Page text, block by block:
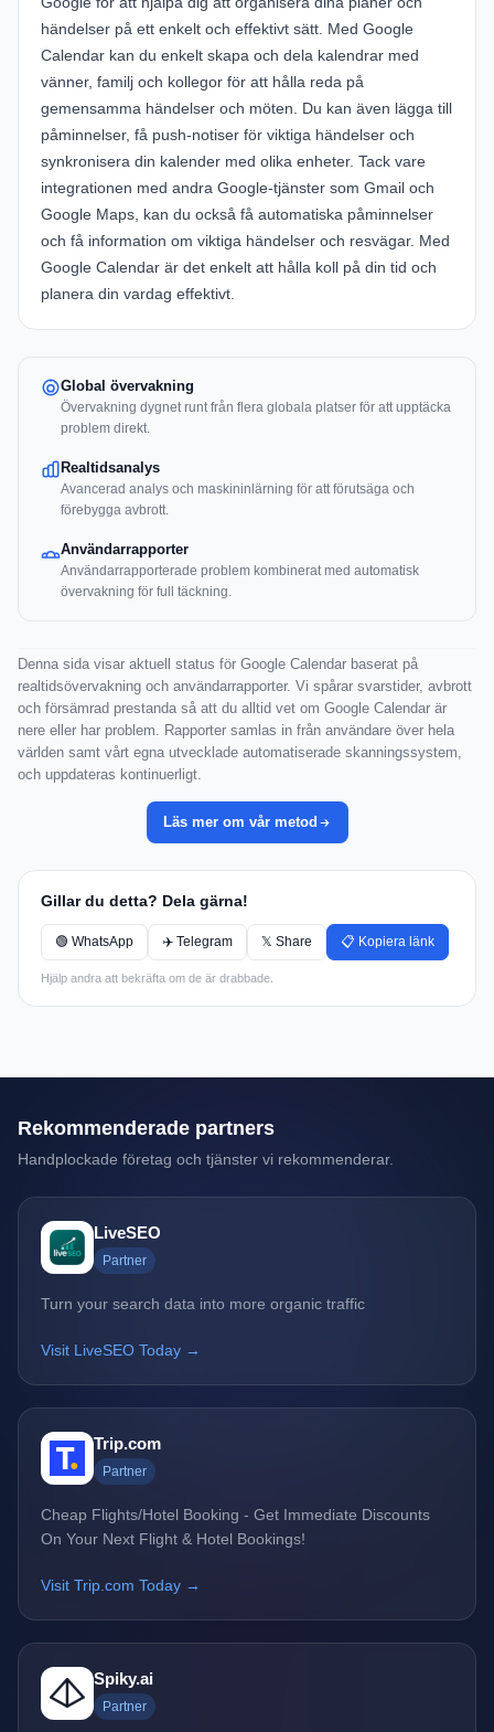
händelser på ett enkelt och effektivt sätt. Med Google
Calendar kan du enkelt skapa och dela kalendrar med
vänner, familj och kollegor för att hålla reda på
gemensamma händelser och möten. Du kan även lägga till
påminnelser, få push-notiser för viktiga händelser och
synkronisera din kalender med olika enheter. Tack vare
integrationen med andra Google-tjänster som Gmail och
Google Maps, kan du också få automatiska påminnelser
och få information om viktiga händelser och resvägar. Med
Google Calendar är det enkelt att hålla koll på din tid och
planera din vardag effektivt.
Global övervakning
Övervakning dygnet runt från flera globala platser för att upptäcka
problem direkt.
Realtidsanalys
Avancerad analys och maskininlärning för att förutsäga och
förebygga avbrott.
Användarrapporter
Användarrapporterade problem kombinerat med automatisk
övervakning för full täckning.
Denna sida visar aktuell status för Google Calendar baserat på
realtidsövervakning och användarrapporter. Vi spårar svarstider, avbrott
och försämrad prestanda så att du alltid vet om Google Calendar är
nere eller har problem. Rapporter samlas in från användare över hela
världen samt vårt egna utvecklade automatiserade skanningssystem,
och uppdateras kontinuerligt.
Läs mer om vår metod
Gillar du detta? Dela gärna!
🟢 WhatsApp ✈️ Telegram 𝕏 Share 📋 Kopiera länk
Hjälp andra att bekräfta om de är drabbade.
Rekommenderade partners
Handplockade företag och tjänster vi rekommenderar.
LiveSEO
Partner
Turn your search data into more organic traffic
Visit LiveSEO Today →
Trip.com
Partner
Cheap Flights/Hotel Booking - Get Immediate Discounts
On Your Next Flight & Hotel Bookings!
Visit Trip.com Today →
Spiky.ai
Partner